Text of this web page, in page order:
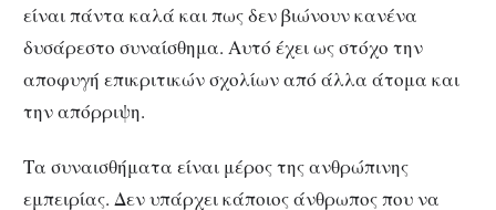
είναι πάντα καλά και πως δεν βιώνουν κανένα
δυσάρεστο συναίσθημα. Αυτό έχει ως στόχο την
αποφυγή επικριτικών σχολίων από άλλα άτομα και
την απόρριψη.
Τα συναισθήματα είναι μέρος της ανθρώπινης
εμπειρίας. Δεν υπάρχει κάποιος άνθρωπος που να